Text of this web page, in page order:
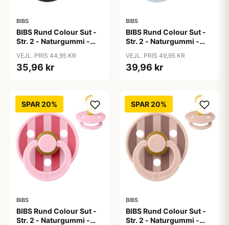
BIBS
BIBS Rund Colour Sut -
Str. 2 - Naturgummi -
VEJL. PRIS 44,95 KR
35,96 kr
BIBS
BIBS Rund Colour Sut -
Str. 2 - Naturgummi -
Blue/Dusty Blue
VEJL. PRIS 49,95 KR
39,96 kr
SPAR 20%
BIBS
BIBS Rund Colour Sut -
Str. 2 - Naturgummi -
SPAR 20%
BIBS
BIBS Rund Colour Sut -
Str. 2 - Naturgummi -